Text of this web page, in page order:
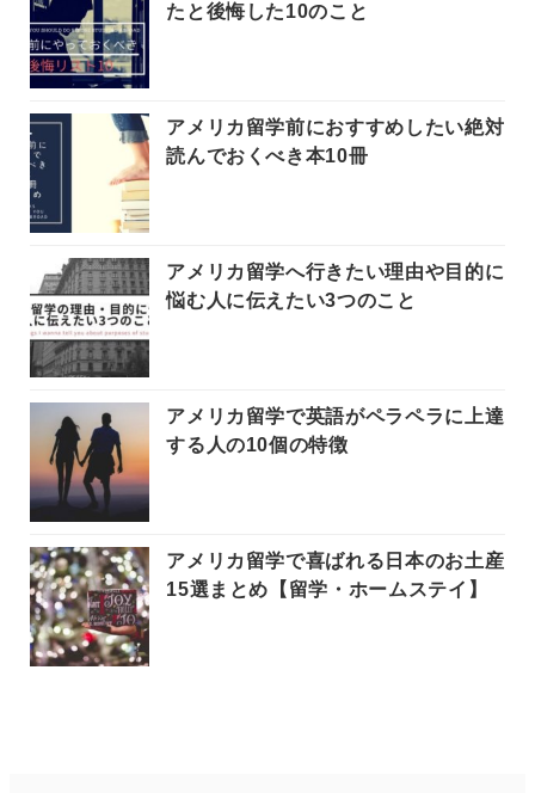
たと後悔した10のこと
アメリカ留学前におすすめしたい絶対
読んでおくべき本10冊
アメリカ留学へ行きたい理由や目的に
悩む人に伝えたい3つのこと
アメリカ留学で英語がペラペラに上達
する人の10個の特徴
アメリカ留学で喜ばれる日本のお土産
15選まとめ【留学・ホームステイ】